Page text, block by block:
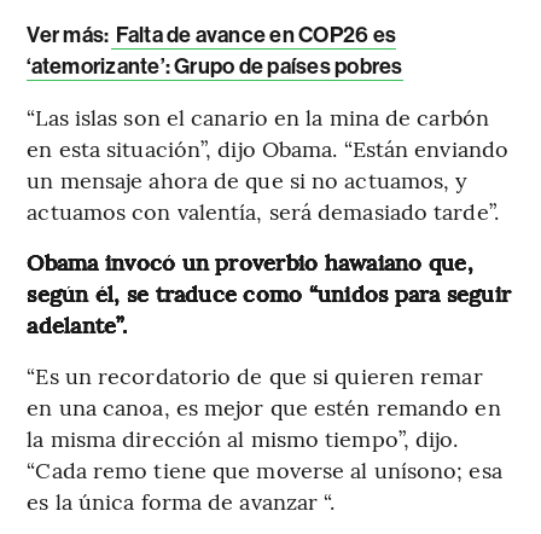
Ver más: Falta de avance en COP26 es
‘atemorizante’: Grupo de países pobres
“Las islas son el canario en la mina de carbón
en esta situación”, dijo Obama. “Están enviando
un mensaje ahora de que si no actuamos, y
actuamos con valentía, será demasiado tarde”.
Obama invocó un proverbio hawaiano que,
según él, se traduce como “unidos para seguir
adelante”.
“Es un recordatorio de que si quieren remar
en una canoa, es mejor que estén remando en
la misma dirección al mismo tiempo”, dijo.
“Cada remo tiene que moverse al unísono; esa
es la única forma de avanzar “.